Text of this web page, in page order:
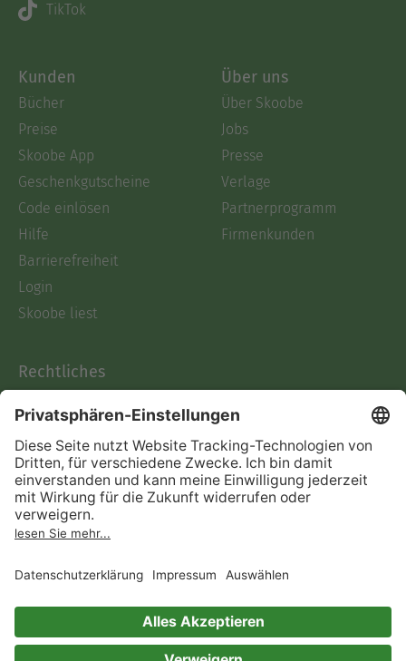
TikTok
Kunden
Bücher
Preise
Skoobe App
Geschenkgutscheine
Code einlösen
Hilfe
Barrierefreiheit
Login
Skoobe liest
Über uns
Über Skoobe
Jobs
Presse
Verlage
Partnerprogramm
Firmenkunden
Rechtliches
AGB
Informationen nach Data
Act
Verträge hier kündigen
Impressum
Immer ein gutes Buch